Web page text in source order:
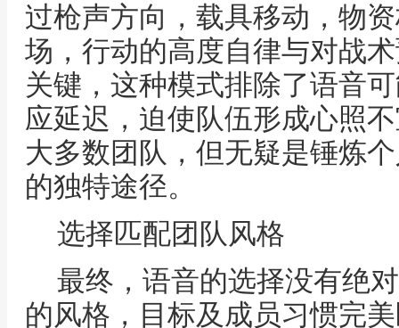
过枪声方向，载具移动，物
场，行动的高度自律与对战
关键，这种模式排除了语音
应延迟，迫使队伍形成心照
大多数团队，但无疑是锤炼
的独特途径。
选择匹配团队风格
最终，语音的选择没有绝
的风格，目标及成员习惯完